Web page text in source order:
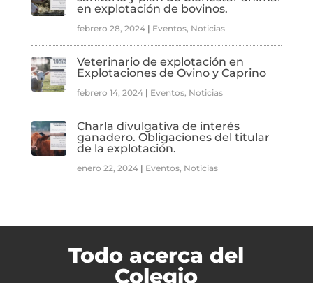
en explotación de bovinos.
febrero 28, 2024| Eventos, Noticias
Veterinario de explotación en
Explotaciones de Ovino y Caprino
febrero 14, 2024| Eventos, Noticias
Charla divulgativa de interés
ganadero. Obligaciones del titular
de la explotación.
enero 22, 2024| Eventos, Noticias
Todo acerca del
Colegio